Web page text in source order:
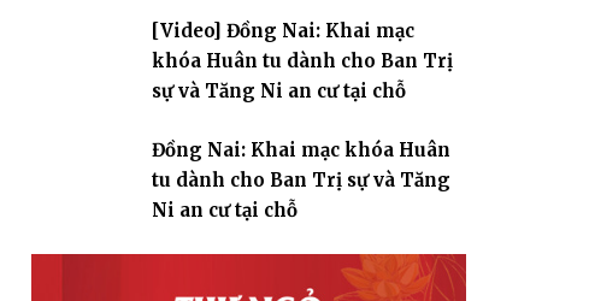
giáo
[Video] Đồng Nai: Khai mạc
khóa Huân tu dành cho Ban Trị
sự và Tăng Ni an cư tại chỗ
Đồng Nai: Khai mạc khóa Huân
tu dành cho Ban Trị sự và Tăng
Ni an cư tại chỗ